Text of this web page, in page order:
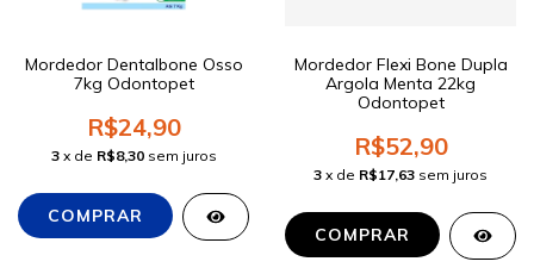
Mordedor Dentalbone Osso
7kg Odontopet
R$24,90
3 x de R$8,30 sem juros
Mordedor Flexi Bone Dupla
Argola Menta 22kg
Odontopet
R$52,90
3 x de R$17,63 sem juros
COMPRAR